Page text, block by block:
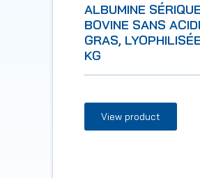
ALBUMINE SÉRIQUE
BOVINE SANS
GRAS,
KG
View product